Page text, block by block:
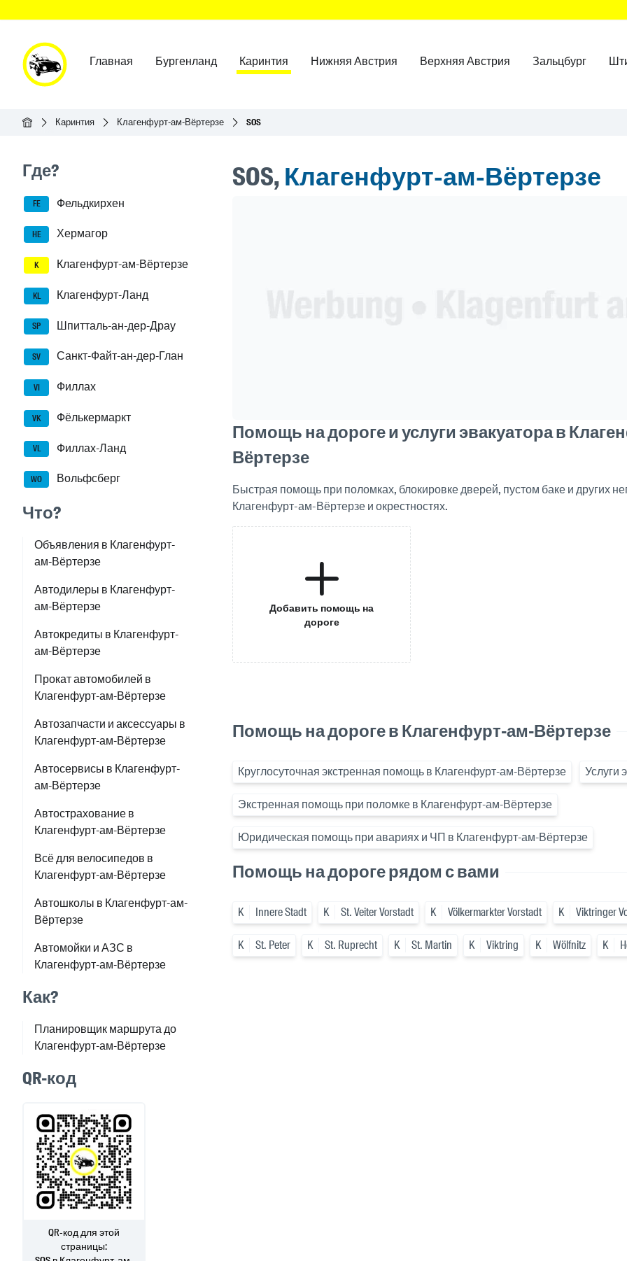
Главная Бургенланд Каринтия Нижняя Австрия Верхняя Австрия Зальцбург
ГлавнаяКаринтия Клагенфурт-ам-Вёртерзе SOS
Seitenleisten-Navigation
Где?
FE Фельдкирхен
HE Хермагор
K Клагенфурт-ам-Вёртерзе
KL Клагенфурт-Ланд
SP Шпитталь-ан-дер-Драу
SV Санкт-Файт-ан-дер-Глан
VI Филлах
VK Фёлькермаркт
VL Филлах-Ланд
WO Вольфсберг
Что?
Объявления в Клагенфурт-
ам-Вёртерзе
Автодилеры в Клагенфурт-
ам-Вёртерзе
Автокредиты в Клагенфурт-
ам-Вёртерзе
Прокат автомобилей в
Клагенфурт-ам-Вёртерзе
Автозапчасти и аксессуары в
Клагенфурт-ам-Вёртерзе
Автосервисы в Клагенфурт-
ам-Вёртерзе
Автострахование в
Клагенфурт-ам-Вёртерзе
Всё для велосипедов в
Клагенфурт-ам-Вёртерзе
Автошколы в Клагенфурт-ам-
Вёртерзе
Автомойки и АЗС в
Клагенфурт-ам-Вёртерзе
Как?
Планировщик маршрута до
Клагенфурт-ам-Вёртерзе
QR-код
QR-код для этой
страницы:
SOS,Клагенфурт-ам-Вёртерзе
Помощь на дороге и услуги эвакуатора в
Вёртерзе
Быстрая помощь при поломках, блокировке дверей, пустом баке и других
Клагенфурт-ам-Вёртерзе и окрестностях.
Добавить помощь на
дороге
Помощь на дороге в Клагенфурт-ам-Вёртерзе
Круглосуточная экстренная помощь в Клагенфурт-ам-Вёртерзе Услуги
Экстренная помощь при поломке в Клагенфурт-ам-Вёртерзе
Юридическая помощь при авариях и ЧП в Клагенфурт-ам-Вёртерзе
Помощь на дороге рядом с вами
K Innere Stadt K St. Veiter Vorstadt K Völkermarkter Vorstadt K Viktringer
K St. Peter K St. Ruprecht K St. Martin K Viktring K Wölfnitz K